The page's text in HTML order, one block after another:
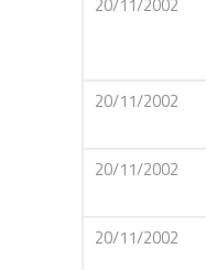
20/11/2002
20/11/2002
20/11/2002